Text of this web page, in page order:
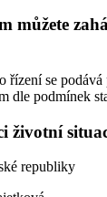
můžete
řízení se
dle podmínek
životní
republiky